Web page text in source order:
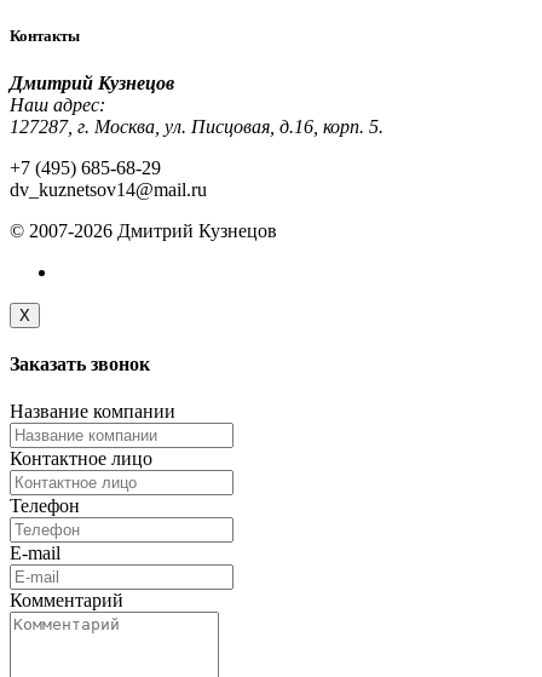
Контакты
Дмитрий Кузнецов
Наш адрес:
127287, г. Москва, ул. Писцовая, д.16, корп. 5.
+7 (495) 685-68-29
dv_kuznetsov14@mail.ru
© 2007-2026 Дмитрий Кузнецов
X
Заказать звонок
Название компании
Контактное лицо
Телефон
E-mail
Комментарий